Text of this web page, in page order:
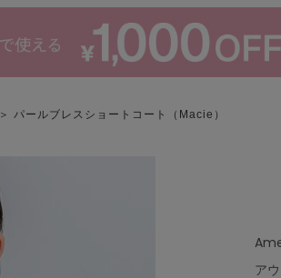
＞ パールブレスショートコート（Macie）
ア